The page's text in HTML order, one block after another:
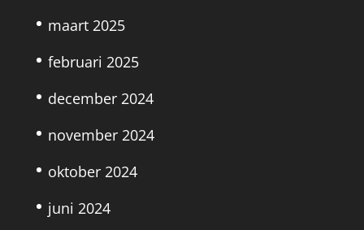
maart 2025
februari 2025
december 2024
november 2024
oktober 2024
juni 2024